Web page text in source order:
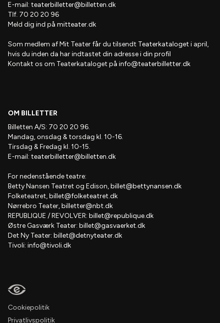
E-mail: teaterbilletter@billetten.dk
Tlf. 70 20 20 96
Meld dig ind på mitteater.dk
Som medlem afMit Teaterfår du tilsendt Teaterkataloget i april,
hvis du inden da har indtastet din adresse i din profil
Kontakt os om Teaterkataloget på info@teaterbilletter.dk
OM BILLETTER
Billetten A/S: 70 20 20 96.
Mandag, onsdag & torsdag kl. 10-16.
Tirsdag & Fredag kl. 10-15.
E-mail: teaterbilletter@billetten.dk
For nedenstående teatre:
Betty Nansen Teatret og Edison,billet@bettynansen.dk
Folketeatret,billet@folketeatret.dk
Nørrebro Teater,billetter@nbt.dk
REPUBLIQUE / REVOLVER: billet@republique.dk
Østre Gasværk Teater: billet@gasvaerket.dk
Det Ny Teater: billet@detnyteater.dk
Tivoli: info@tivoli.dk
Cookiepolitik
Privatlivspolitik